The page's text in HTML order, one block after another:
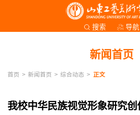
搜索 导航
新闻首页
首页 > 新闻首页 > 综合动态 > 正文
我校中华民族视觉形象研究